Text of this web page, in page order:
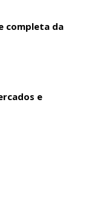
completa da
e